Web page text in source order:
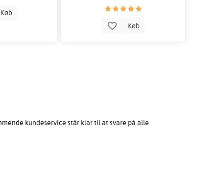
Køb
Køb
kundeservice står klar til at svare på alle